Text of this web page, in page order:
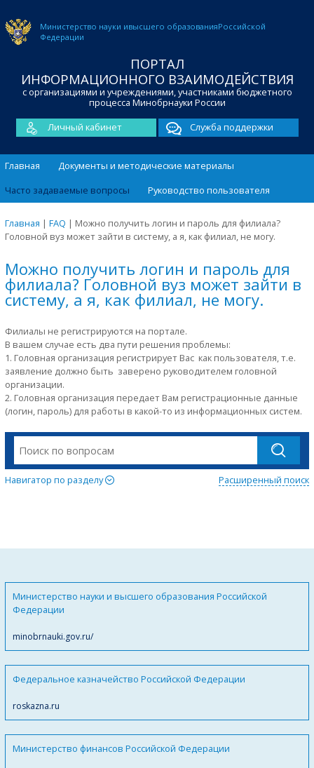
Министерство науки ивысшего образованияРоссийской
Федерации
ПОРТАЛ
ИНФОРМАЦИОННОГО ВЗАИМОДЕЙСТВИЯ
с организациями и учреждениями, участниками бюджетного
процесса Минобрнауки России
Личный кабинет
Служба поддержки
Главная
Документы и методические материалы
Часто задаваемые вопросы
Руководство пользователя
Главная | FAQ | Можно получить логин и пароль для филиала?
Головной вуз может зайти в систему, а я, как филиал, не могу.
Можно получить логин и пароль для
филиала? Головной вуз может зайти в
систему, а я, как филиал, не могу.
Филиалы не регистрируются на портале.
В вашем случае есть два пути решения проблемы:
1. Головная организация регистрирует Вас как пользователя, т.е.
заявление должно быть заверено руководителем головной
организации.
2. Головная организация передает Вам регистрационные данные
(логин, пароль) для работы в какой-то из информационных систем.
Навигатор по разделу Расширенный поиск
Министерство науки и высшего образования Российской
Федерации
minobrnauki.gov.ru/
Федеральное казначейство Российской Федерации
roskazna.ru
Министерство финансов Российской Федерации